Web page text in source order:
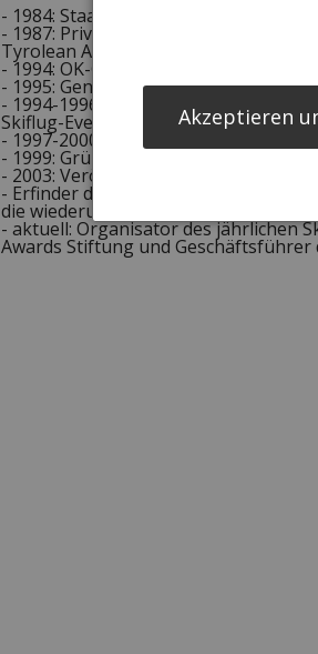
Akzeptieren
- 1984: Staatliche Skilehrer-Prüfung
- 1987: Privatpilot des
Tyrolean Airways
- 1994: OK-Generalsekretär
- 1995: Generalsekretär der
- 1994-1996: Generalsekretär Skiflug
Skiflug-Events am Kulm
- 1997-2000: Geschäftsführer der
- 1999: Gründung und Übernahme
- 2003: Veröffentlichung seiner
- Erfinder der World Sports Awards
die wiederum in Folge mit dem
- aktuell: Organisator des jährlichen
Awards Stiftung und Geschäftsführer